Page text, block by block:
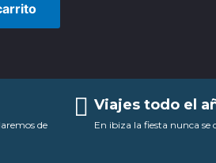
de
Viajes todo el
En ibiza la fiesta nunca se